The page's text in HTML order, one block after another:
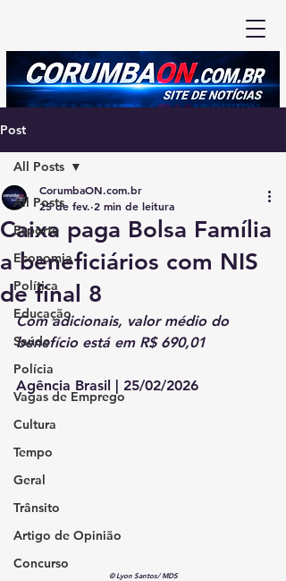
Post
All Posts
Esporte
Economia
Política
Educação
Saúde
Polícia
Vagas de Emprego
Cultura
Tempo
Geral
Trânsito
Artigo de Opinião
Concurso
All Posts
Caixa paga Bolsa Família
a beneficiários com NIS
de final 8
CorumbaON.com.br
25 de fev. 2 min de leitura
Com adicionais, valor médio do
benefício está em R$ 690,01
Agência Brasil | 25/02/2026
© Lyon Santos/ MDS